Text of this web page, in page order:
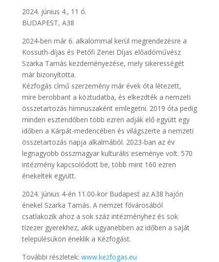
2024. június 4., 11 ó.
BUDAPEST, A38
2024-ben már 6. alkalommal kerül megrendezésre a
Kossuth-díjas és Petőfi Zenei Díjas előadóművész
Szarka Tamás kezdeményezése, mely sikerességét
már bizonyította.
Kézfogás című szerzemény már évek óta létezett,
mire berobbant a köztudatba, és elkezdték a nemzeti
összetartozás himnuszaként emlegetni. 2019 óta pedig
minden esztendőben több ezren adják elő együtt egy
időben a Kárpát-medencében és világszerte a nemzeti
összetartozás napja alkalmából. 2023-ban az év
legnagyobb összmagyar kulturális eseménye volt. 570
intézmény kapcsolódott be, több mint 160 ezren
énekeltek együtt.
2024. június 4-én 11.00-kor Budapest az A38 hajón
énekel Szarka Tamás. A nemzet fővárosából
csatlakozik ahoz a sok száz intézményhez és sok
tízezer gyerekhez, akik ugyanebben az időben a saját
településükön éneklik a Kézfogást.
További részletek: www.kezfogas.eu